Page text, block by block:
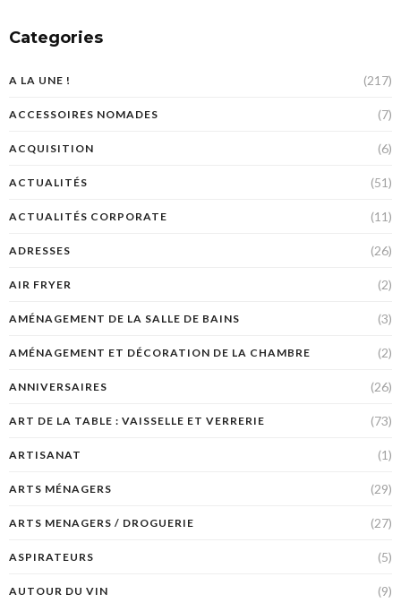
Categories
A LA UNE ! (217)
ACCESSOIRES NOMADES (7)
ACQUISITION (6)
ACTUALITÉS (51)
ACTUALITÉS CORPORATE (11)
ADRESSES (26)
AIR FRYER (2)
AMÉNAGEMENT DE LA SALLE DE BAINS (3)
AMÉNAGEMENT ET DÉCORATION DE LA CHAMBRE (2)
ANNIVERSAIRES (26)
ART DE LA TABLE : VAISSELLE ET VERRERIE (73)
ARTISANAT (1)
ARTS MÉNAGERS (29)
ARTS MENAGERS / DROGUERIE (27)
ASPIRATEURS (5)
AUTOUR DU VIN (9)